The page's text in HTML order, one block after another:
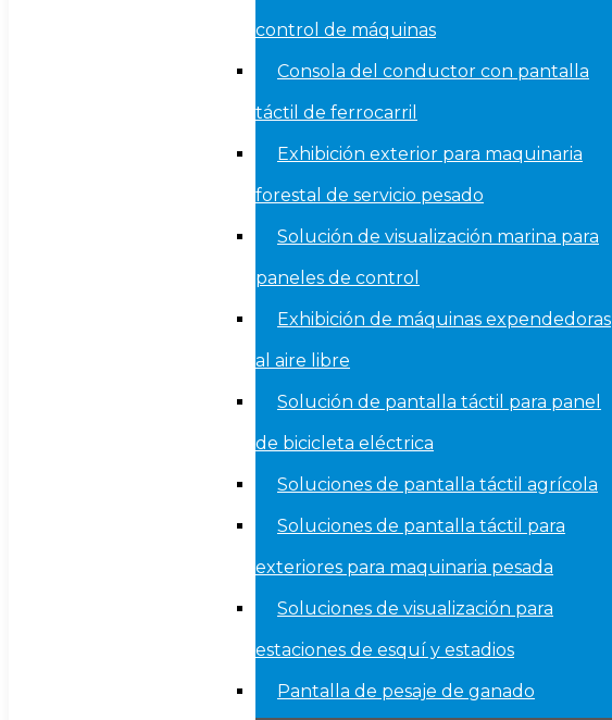
control de máquinas
Consola del conductor con pantalla
táctil de ferrocarril
Exhibición exterior para maquinaria
forestal de servicio pesado
Solución de visualización marina para
paneles de control
Exhibición de máquinas expendedoras
al aire libre
Solución de pantalla táctil para panel
de bicicleta eléctrica
Soluciones de pantalla táctil agrícola
Soluciones de pantalla táctil para
exteriores para maquinaria pesada
Soluciones de visualización para
estaciones de esquí y estadios
Pantalla de pesaje de ganado